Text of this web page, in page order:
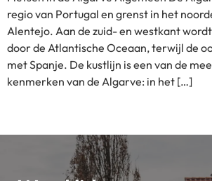
regio van Portugal en grenst in het
Alentejo. Aan de zuid- en westkant
door de Atlantische Oceaan, terwijl de
met Spanje. De kustlijn is een van de
kenmerken van de Algarve: in het […]